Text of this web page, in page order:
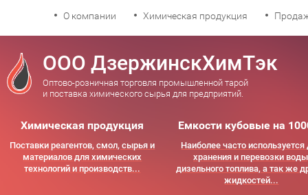
ООО ДзержинскХимТэк
Оптово-розничная торговля промышленной тарой
и поставка химического сырья для предприятий.
О компании Химическая продукция
Химическая продукция
Поставки реагентов, смол, сырья и
материалов для химических
технологий и производств...
Емкости кубовые на
Наиболее часто используется
хранения и перевозки
дизельного топлива, а так же
жидкостей...